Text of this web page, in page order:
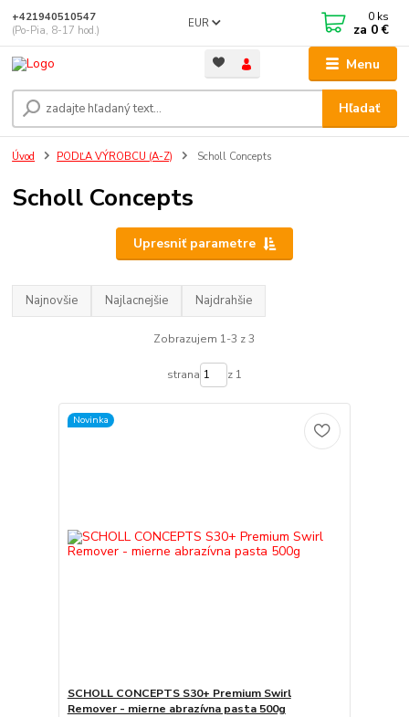
Menu
EUR
Hľadať
+421940510547
(Po-Pia, 8-17 hod.)
0 ks
za 0 €
Úvod PODĽA VÝROBCU (A-Z) Scholl Concepts
Scholl Concepts
Upresniť parametre
Najnovšie Najlacnejšie Najdrahšie
Zobrazujem 1-3 z 3
strana z 1
Novinka
SCHOLL CONCEPTS S30+ Premium Swirl
Remover - mierne abrazívna pasta 500g